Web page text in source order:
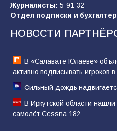
В России ответили на
новой мобилизации
74 31.07.2026
Журналисты: 5-91-32
Отдел подписки и
НОВОСТИ
В «Салавате Юлаеве»
активно подписывать игроков
Сильный дождь
В Иркутской области
самолёт Cessna 182